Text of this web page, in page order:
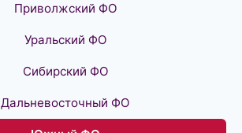
Приволжский ФО
Уральский ФО
Сибирский ФО
Дальневосточный ФО